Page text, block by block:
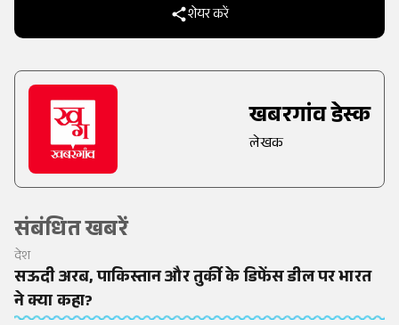
शेयर करें
खबरगांव डेस्क
लेखक
संबंधित खबरें
देश
सऊदी अरब, पाकिस्तान और तुर्की के डिफेंस डील पर भारत
ने क्या कहा?